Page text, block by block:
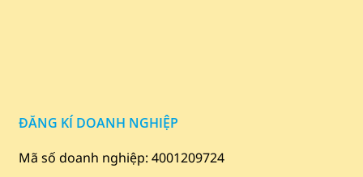
ĐĂNG KÍ DOANH NGHIỆP
Mã số doanh nghiệp: 4001209724